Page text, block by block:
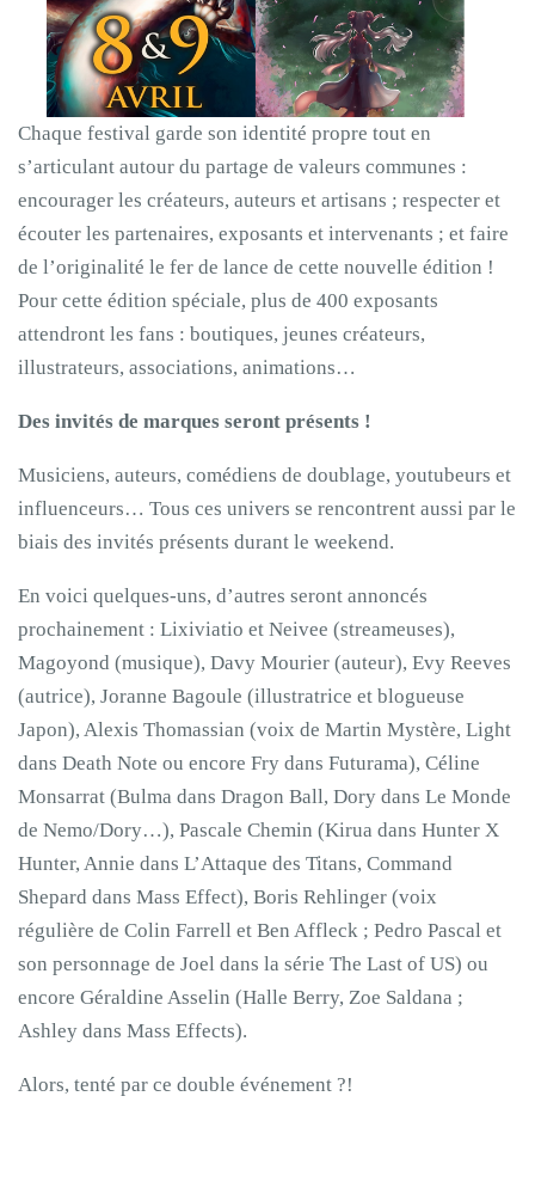
Chaque festival garde son identité propre tout en
s’articulant autour du partage de valeurs communes :
encourager les créateurs, auteurs et artisans ; respecter et
écouter les partenaires, exposants et intervenants ; et faire
de l’originalité le fer de lance de cette nouvelle édition !
Pour cette édition spéciale, plus de 400 exposants
attendront les fans : boutiques, jeunes créateurs,
illustrateurs, associations, animations…
Des invités de marques seront présents !
Musiciens, auteurs, comédiens de doublage, youtubeurs et
influenceurs… Tous ces univers se rencontrent aussi par le
biais des invités présents durant le weekend.
En voici quelques-uns, d’autres seront annoncés
prochainement : Lixiviatio et Neivee (streameuses),
Magoyond (musique), Davy Mourier (auteur), Evy Reeves
(autrice), Joranne Bagoule (illustratrice et blogueuse
Japon), Alexis Thomassian (voix de Martin Mystère, Light
dans Death Note ou encore Fry dans Futurama), Céline
Monsarrat (Bulma dans Dragon Ball, Dory dans Le Monde
de Nemo/Dory…), Pascale Chemin (Kirua dans Hunter X
Hunter, Annie dans L’Attaque des Titans, Command
Shepard dans Mass Effect), Boris Rehlinger (voix
régulière de Colin Farrell et Ben Affleck ; Pedro Pascal et
son personnage de Joel dans la série The Last of US) ou
encore Géraldine Asselin (Halle Berry, Zoe Saldana ;
Ashley dans Mass Effects).
Alors, tenté par ce double événement ?!